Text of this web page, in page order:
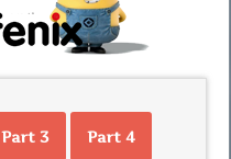
Part 3 Part 4